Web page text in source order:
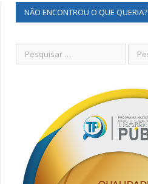
NÃO ENCONTROU O QUE QUERIA?